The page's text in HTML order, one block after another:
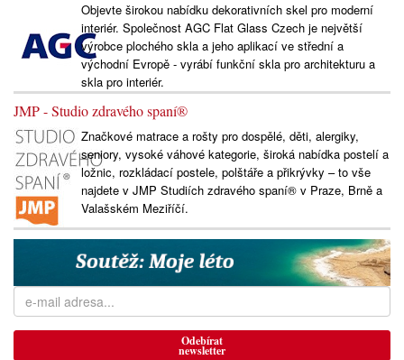
Objevte širokou nabídku dekorativních skel pro moderní
interiér. Společnost AGC Flat Glass Czech je největší
výrobce plochého skla a jeho aplikací ve střední a
východní Evropě - vyrábí funkční skla pro architekturu a
skla pro interiér.
JMP - Studio zdravého spaní®
Značkové matrace a rošty pro dospělé, děti, alergiky,
seniory, vysoké váhové kategorie, široká nabídka postelí a
ložnic, rozkládací postele, polštáře a přikrývky – to vše
najdete v JMP Studiích zdravého spaní® v Praze, Brně a
Valašském Meziříčí.
Odebírat
newsletter